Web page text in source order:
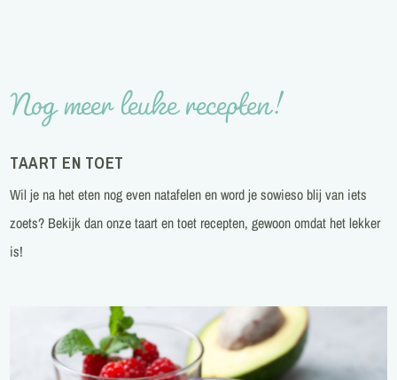
Nog meer leuke recepten!
TAART EN TOET
Wil je na het eten nog even natafelen en word je sowieso blij van iets
zoets? Bekijk dan onze taart en toet recepten, gewoon omdat het lekker
is!